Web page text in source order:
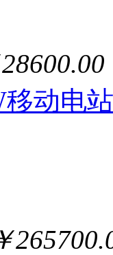
28600.00
动电站